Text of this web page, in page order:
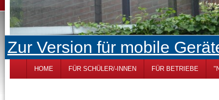
Zur Version für mobile
HOME FÜR SCHÜLER/-INNEN FÜR BETRIEBE